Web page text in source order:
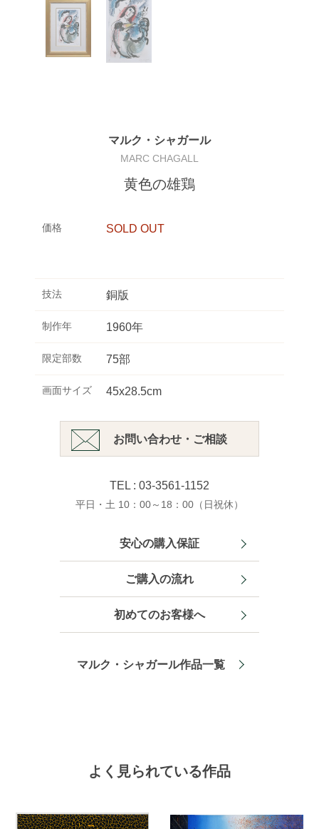
マルク・シャガール
MARC CHAGALL
黄色の雄鶏
価格 SOLD OUT
技法 銅版
制作年 1960年
限定部数 75部
画面サイズ 45x28.5cm
お問い合わせ・ご相談
TEL : 03-3561-1152
平日・土 10：00～18：00（日祝休）
安心の購入保証
ご購入の流れ
初めてのお客様へ
マルク・シャガール作品一覧
よく見られている作品